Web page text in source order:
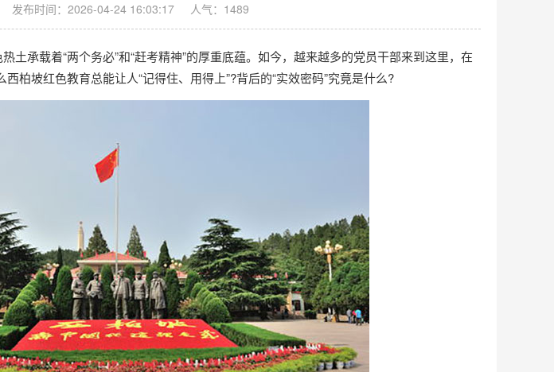
发布时间：2026-04-24 16:03:17 人气：1489
承载着“两个务必”和“赶考精神”的厚重底蕴。如今，越来越多的党员干部来到这里，在
西柏坡红色教育总能让人“记得住、用得上”?背后的“实效密码”究竟是什么?